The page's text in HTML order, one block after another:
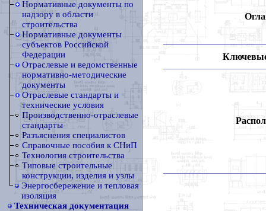
Нормативные документы по
надзору в области
строительства
Нормативные документы
субъектов Российской
Федерации
Отраслевые и ведомственные
нормативно-методические
документы
Отраслевые стандарты и
технические условия
Производственно-отраслевые
стандарты
Разъяснения специалистов
Справочные пособия к СНиП
Технология строительства
Типовые строительные
конструкции, изделия и узлы
Энергосбережение и тепловая
изоляция
Техническая документация